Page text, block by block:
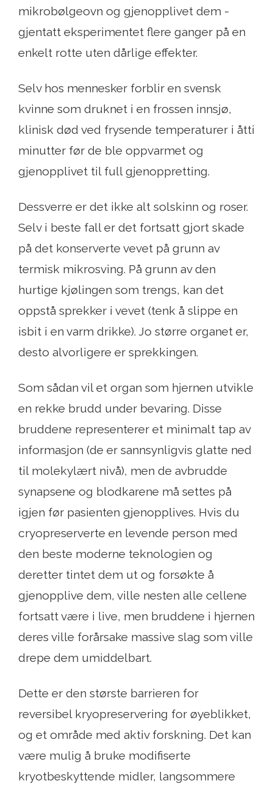
mikrobølgeovn og gjenopplivet dem -
gjentatt eksperimentet flere ganger på en
enkelt rotte uten dårlige effekter.
Selv hos mennesker forblir en svensk
kvinne som druknet i en frossen innsjø,
klinisk død ved frysende temperaturer i åtti
minutter før de ble oppvarmet og
gjenopplivet til full gjenoppretting.
Dessverre er det ikke alt solskinn og roser.
Selv i beste fall er det fortsatt gjort skade
på det konserverte vevet på grunn av
termisk mikrosving. På grunn av den
hurtige kjølingen som trengs, kan det
oppstå sprekker i vevet (tenk å slippe en
isbit i en varm drikke). Jo større organet er,
desto alvorligere er sprekkingen.
Som sådan vil et organ som hjernen utvikle
en rekke brudd under bevaring. Disse
bruddene representerer et minimalt tap av
informasjon (de er sannsynligvis glatte ned
til molekylært nivå), men de avbrudde
synapsene og blodkarene må settes på
igjen før pasienten gjenopplives. Hvis du
cryopreserverte en levende person med
den beste moderne teknologien og
deretter tintet dem ut og forsøkte å
gjenopplive dem, ville nesten alle cellene
fortsatt være i live, men bruddene i hjernen
deres ville forårsake massive slag som ville
drepe dem umiddelbart.
Dette er den største barrieren for
reversibel kryopreservering for øyeblikket,
og et område med aktiv forskning. Det kan
være mulig å bruke modifiserte
kryotbeskyttende midler, langsommere